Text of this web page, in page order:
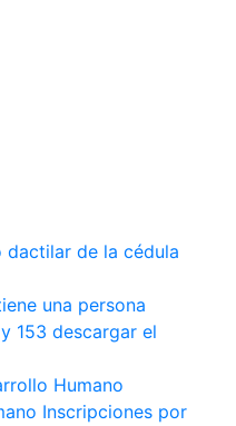
de la cédula
una persona
153 descargar el
Humano
Inscripciones por